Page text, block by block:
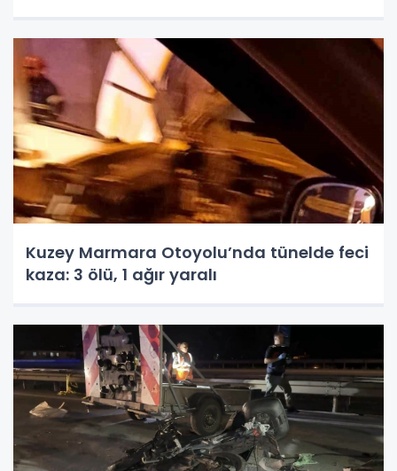
Kuzey Marmara Otoyolu’nda tünelde feci
kaza: 3 ölü, 1 ağır yaralı